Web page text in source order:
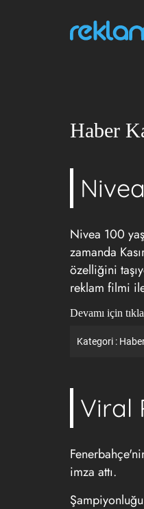
Haber
Nivea 100
zamanda
özelliğini
reklam filmi
Devamı için
Kategori :
Viral
imza attı.